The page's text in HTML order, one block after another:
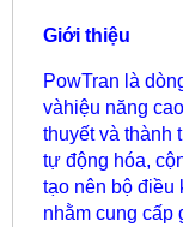
Giới thiệu
PowTran là
vàhiệu năng
thuyết và thành
tự động hóa,
tạo nên bộ điều
nhằm cung cấp